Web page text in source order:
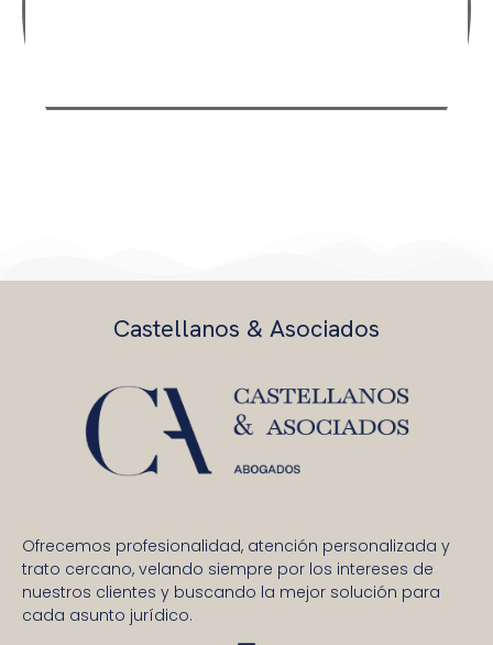
Castellanos & Asociados
Ofrecemos profesionalidad, atención personalizada y
trato cercano, velando siempre por los intereses de
nuestros clientes y buscando la mejor solución para
cada asunto jurídico.